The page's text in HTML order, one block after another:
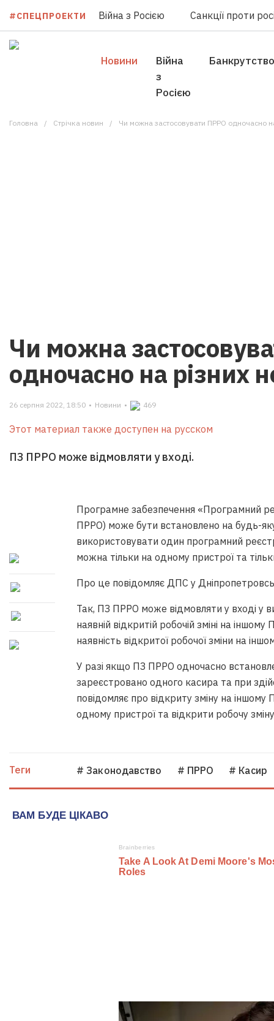
#СПЕЦПРОЕКТИ Війна з Росією Санкції проти
Новини
Війна
з
Росією
Банкрутство
Головна Стрічка новин Чи можна застосовувати ПРРО одночасно на
Чи можна
одночасно на різних
26 серпня 2022, 18:50 • Новини • 469
Этот материал также доступен на русском
ПЗ ПРРО може відмовляти у вході.
Програмне забезпечення «Програмний
ПРРО) може бути встановлено на будь-
використовувати один програмний
можна тільки на одному пристрої та
Про це повідомляє ДПС у
Так, ПЗ ПРРО може відмовляти у вході у
наявній відкритій робочій зміні на
наявність відкритої робочої зміни на
У разі якщо ПЗ ПРРО одночасно
зареєстровано одного касира та при
повідомляє про відкриту зміну на
одному пристрої та відкрити робочу
Теги # Законодавство # ПРРО # Касир